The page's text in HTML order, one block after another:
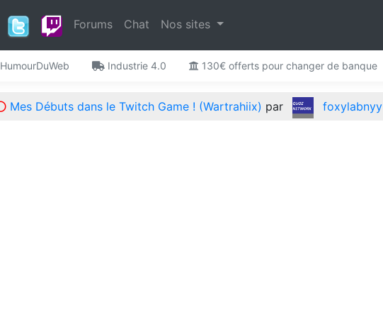
Forums Chat Nos sites
HumourDuWeb Industrie 4.0 130€ offerts pour changer de banque
Mes Débuts dans le Twitch Game ! (Wartrahiix) par foxylabnyy